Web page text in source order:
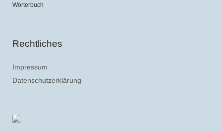
Wörterbuch
Rechtliches
Impressum
Datenschutzerklärung